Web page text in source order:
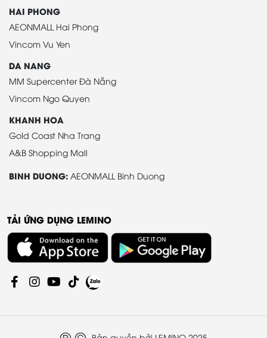
HAI PHONG
AEONMALL Hai Phong
Vincom Vu Yen
DA NANG
MM Supercenter Đà Nẵng
Vincom Ngo Quyen
KHANH HOA
Gold Coast Nha Trang
A&B Shopping Mall
BINH DUONG: AEONMALL Binh Duong
TẢI ỨNG DỤNG LEMINO